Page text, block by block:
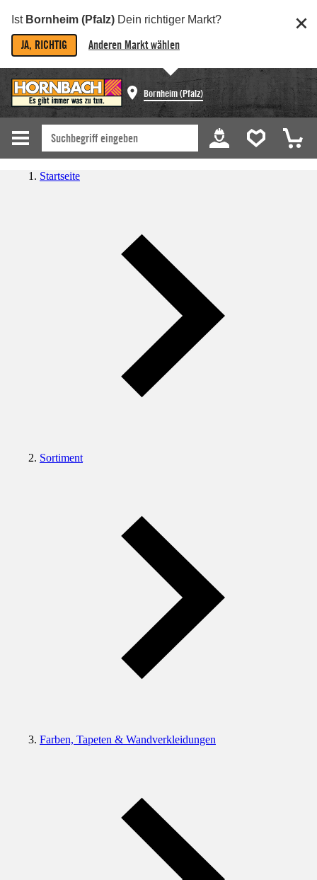
Ist Bornheim (Pfalz) Dein richtiger Markt?
JA, RICHTIG Anderen Markt wählen
Bornheim (Pfalz)
Startseite
Sortiment
Farben, Tapeten & Wandverkleidungen